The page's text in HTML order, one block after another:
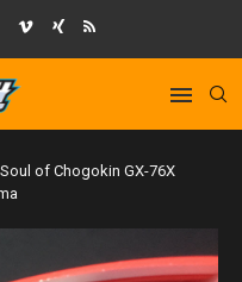
of Chogokin GX-76X